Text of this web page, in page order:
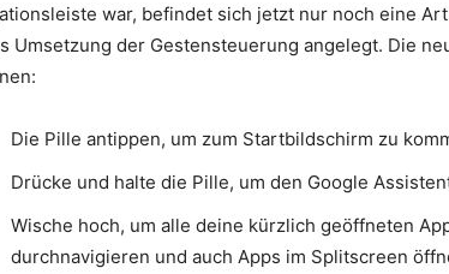
war, befindet sich jetzt nur noch eine
Umsetzung der Gestensteuerung angelegt. Die
Die Pille antippen, um zum Startbildschirm zu
Drücke und halte die Pille, um den Google
Wische hoch, um alle deine kürzlich geöffneten
durchnavigieren und auch Apps im Splitscreen